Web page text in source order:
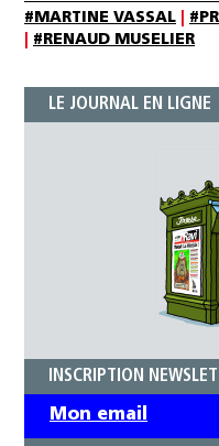
#MARTINE VASSAL
#RENAUD MUSELIER
LE JOURNAL EN LIGNE
INSCRIPTION